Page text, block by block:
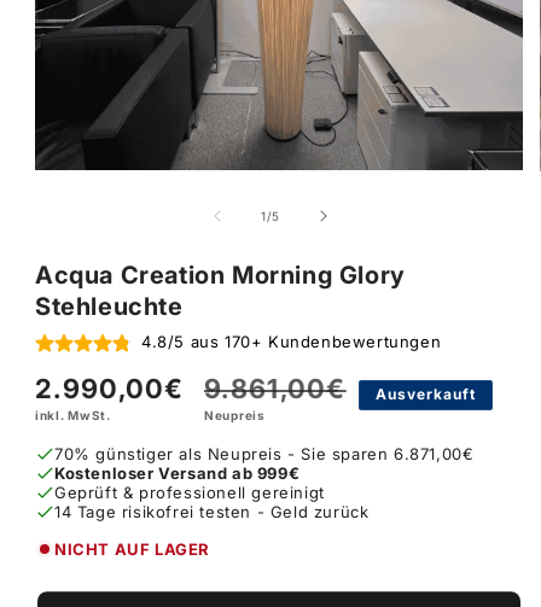
1/von
5
Acqua Creation Morning Glory
Stehleuchte
4.8/5 aus 170+ Kundenbewertungen
Verkaufspreis
2.990,00€
inkl. MwSt.
Normaler
9.861,00€
Neupreis
Ausverkauft
70% günstiger als Neupreis - Sie sparen 6.871,00€
Kostenloser Versand ab 999€
Geprüft & professionell gereinigt
14 Tage risikofrei testen - Geld zurück
NICHT AUF LAGER